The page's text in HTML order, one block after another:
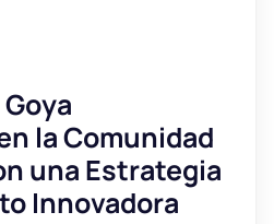
la Comunidad
una Estrategia
Innovadora